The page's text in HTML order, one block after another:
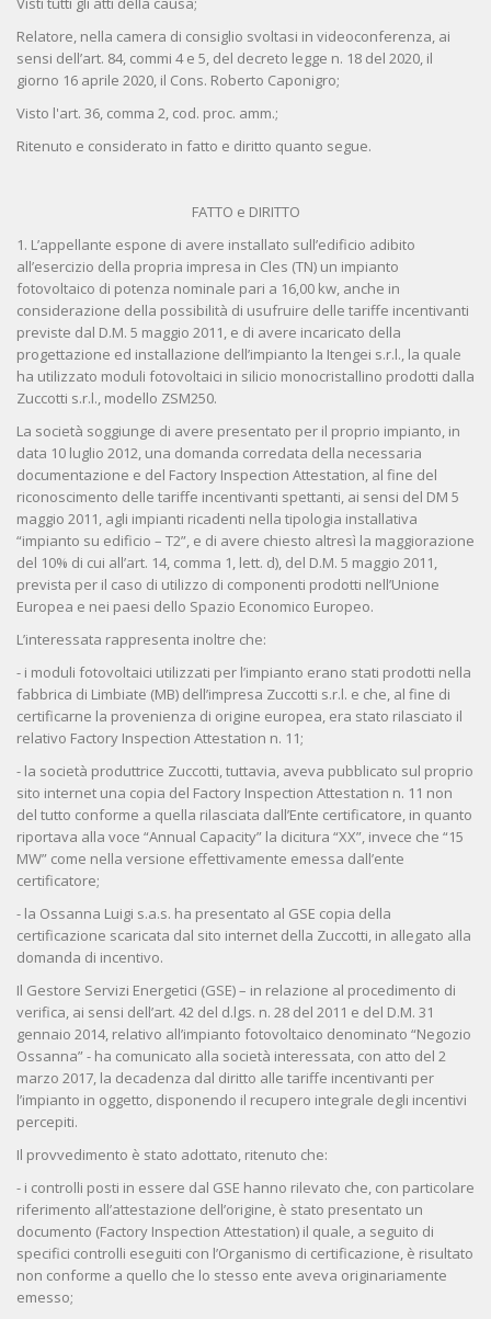
Relatore, nella camera di consiglio svoltasi in videoconferenza, ai
sensi dell’art. 84, commi 4 e 5, del decreto legge n. 18 del 2020, il
giorno 16 aprile 2020, il Cons. Roberto Caponigro;
Visto l'art. 36, comma 2, cod. proc. amm.;
Ritenuto e considerato in fatto e diritto quanto segue.
FATTO e DIRITTO
1. L’appellante espone di avere installato sull’edificio adibito
all’esercizio della propria impresa in Cles (TN) un impianto
fotovoltaico di potenza nominale pari a 16,00 kw, anche in
considerazione della possibilità di usufruire delle tariffe incentivanti
previste dal D.M. 5 maggio 2011, e di avere incaricato della
progettazione ed installazione dell’impianto la Itengei s.r.l., la quale
ha utilizzato moduli fotovoltaici in silicio monocristallino prodotti dalla
Zuccotti s.r.l., modello ZSM250.
La società soggiunge di avere presentato per il proprio impianto, in
data 10 luglio 2012, una domanda corredata della necessaria
documentazione e del Factory Inspection Attestation, al fine del
riconoscimento delle tariffe incentivanti spettanti, ai sensi del DM 5
maggio 2011, agli impianti ricadenti nella tipologia installativa
“impianto su edificio – T2”, e di avere chiesto altresì la maggiorazione
del 10% di cui all’art. 14, comma 1, lett. d), del D.M. 5 maggio 2011,
prevista per il caso di utilizzo di componenti prodotti nell’Unione
Europea e nei paesi dello Spazio Economico Europeo.
L’interessata rappresenta inoltre che:
- i moduli fotovoltaici utilizzati per l’impianto erano stati prodotti nella
fabbrica di Limbiate (MB) dell’impresa Zuccotti s.r.l. e che, al fine di
certificarne la provenienza di origine europea, era stato rilasciato il
relativo Factory Inspection Attestation n. 11;
- la società produttrice Zuccotti, tuttavia, aveva pubblicato sul proprio
sito internet una copia del Factory Inspection Attestation n. 11 non
del tutto conforme a quella rilasciata dall’Ente certificatore, in quanto
riportava alla voce “Annual Capacity” la dicitura “XX”, invece che “15
MW” come nella versione effettivamente emessa dall’ente
certificatore;
- la Ossanna Luigi s.a.s. ha presentato al GSE copia della
certificazione scaricata dal sito internet della Zuccotti, in allegato alla
domanda di incentivo.
Il Gestore Servizi Energetici (GSE) – in relazione al procedimento di
verifica, ai sensi dell’art. 42 del d.lgs. n. 28 del 2011 e del D.M. 31
gennaio 2014, relativo all’impianto fotovoltaico denominato “Negozio
Ossanna” - ha comunicato alla società interessata, con atto del 2
marzo 2017, la decadenza dal diritto alle tariffe incentivanti per
l’impianto in oggetto, disponendo il recupero integrale degli incentivi
percepiti.
Il provvedimento è stato adottato, ritenuto che:
- i controlli posti in essere dal GSE hanno rilevato che, con particolare
riferimento all’attestazione dell’origine, è stato presentato un
documento (Factory Inspection Attestation) il quale, a seguito di
specifici controlli eseguiti con l’Organismo di certificazione, è risultato
non conforme a quello che lo stesso ente aveva originariamente
emesso;